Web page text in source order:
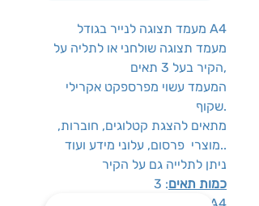
מעמד תצוגה לנייר בגודל A4
מעמד תצוגה שולחני או לתליה על
הקיר בעל 3 תאים,
המעמד עשוי מפרספקט אקרילי
שקוף.
מתאים להצגת קטלוגים, חוברות,
מוצרי פרסום, עלוני מידע ועוד..
ניתן לתלייה גם על הקיר
כמות תאים: 3